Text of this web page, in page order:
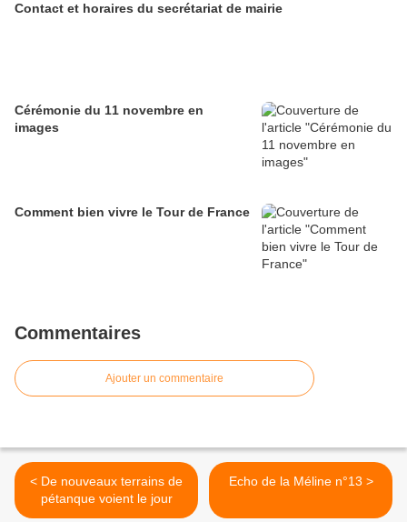
Contact et horaires du secrétariat de mairie
Cérémonie du 11 novembre en
images
Comment bien vivre le Tour de France
Commentaires
Ajouter un commentaire
< De nouveaux terrains de
pétanque voient le jour
Echo de la Méline n°13 >